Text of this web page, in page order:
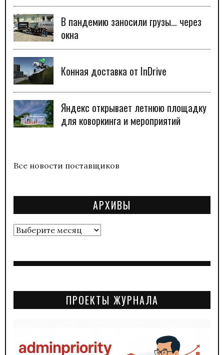
В пандемию заносили грузы… через
окна
Конная доставка от InDrive
Яндекс открывает летнюю площадку
для коворкинга и мероприятий
Все новости поставщиков
АРХИВЫ
Архивы
ПРОЕКТЫ ЖУРНАЛА